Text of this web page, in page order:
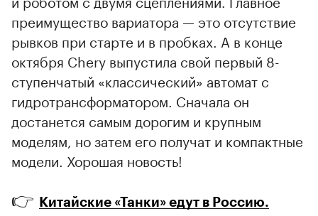
преимущество вариатора — это отсутствие
рывков при старте и в пробках. А в конце
октября Chery выпустила свой первый 8-
ступенчатый «классический» автомат с
гидротрансформатором. Сначала он
достанется самым дорогим и крупным
моделям, но затем его получат и компактные
модели. Хорошая новость!
👉 Китайские «Танки» едут в Россию.